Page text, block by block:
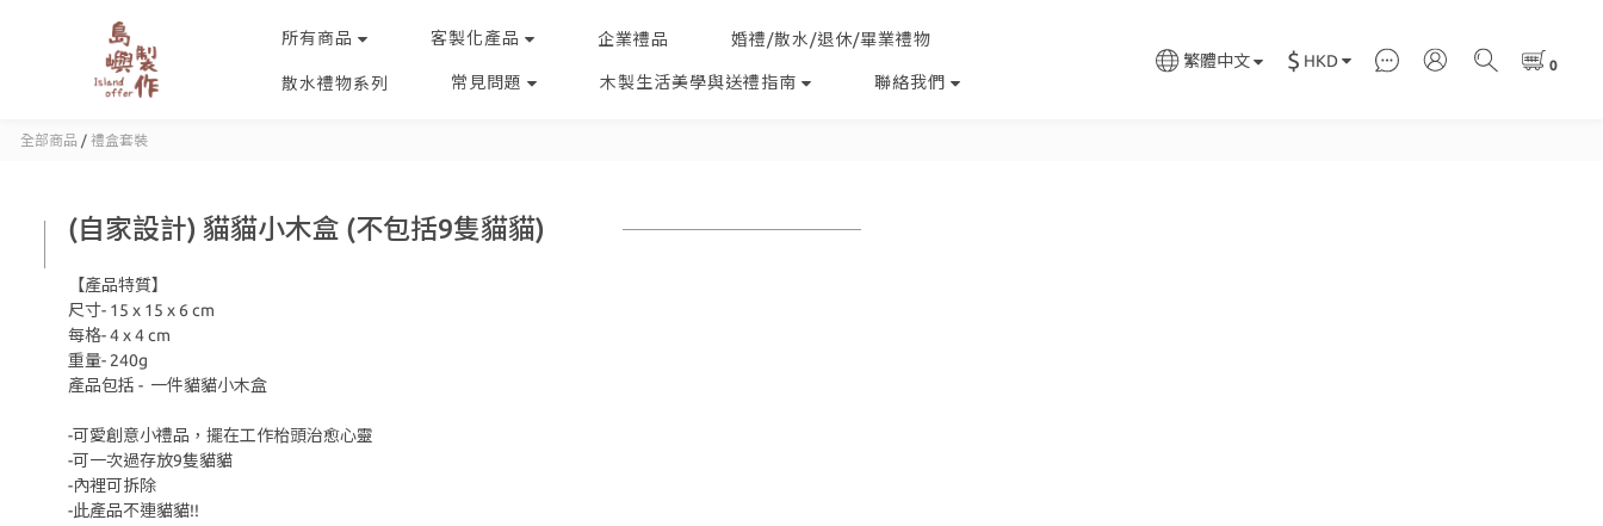
所有商品 客製化產品 企業禮品 婚禮/散水/退休/畢業禮物
散水禮物系列 常見問題 木製生活美學與送禮指南 聯絡我們
繁體中文 $ HKD
全部商品 / 禮盒套裝
(自家設計) 貓貓小木盒 (不包括9隻貓貓)
【產品特質】
尺寸- 15 x 15 x 6 cm
每格- 4 x 4 cm
重量- 240g
產品包括 -  一件貓貓小木盒
-可愛創意小禮品，擺在工作枱頭治愈心靈
-可一次過存放9隻貓貓
-內裡可拆除
-此產品不連貓貓!!